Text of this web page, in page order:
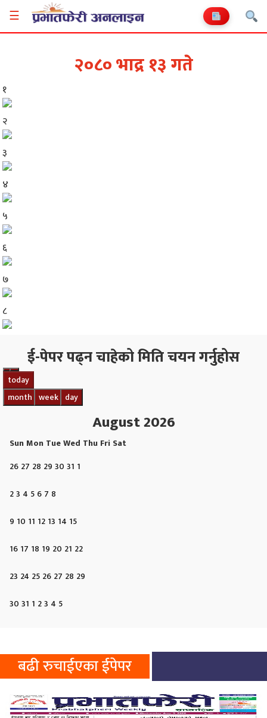
☰
२०८० भाद्र १३ गते
१
२
३
४
५
६
७
८
ई-पेपर पढ्न चाहेको मिति चयन गर्नुहोस
today
month week day
August 2026
Sun Mon TueWed Thu Fri Sat
26 27 28 29 30 31 1
23 4 5 6 7 8
9 10 11 12 13 14 15
16 17 18 19 20 21 22
23 24 25 26 27 28 29
30 31 1 23 4 5
बढी रुचाईएका ईपेपर